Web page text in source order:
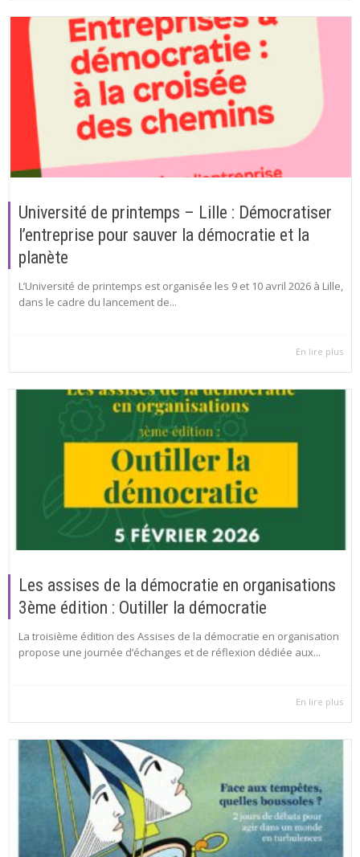
Université de printemps – Lille : Démocratiser
l’entreprise pour sauver la démocratie et la
planète
L’Université de printemps est organisée les 9 et 10 avril 2026 à Lille,
dans le cadre du lancement de...
En lire plus
Les assises de la démocratie en organisations
3ème édition : Outiller la démocratie
La troisième édition des Assises de la démocratie en organisation
propose une journée d’échanges et de réflexion dédiée aux...
En lire plus